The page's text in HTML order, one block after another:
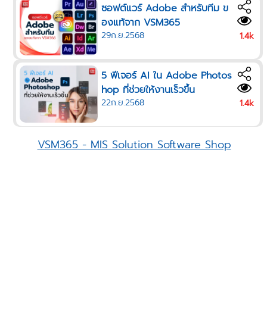
ซอฟต์แวร์ Adobe สำหรับทีม ข
องแท้จาก VSM365
29ก.ย.2568 1.4k
5 ฟีเจอร์ AI ใน Adobe Photos
hop ที่ช่วยให้งานเร็วขึ้น
22ก.ย.2568 1.4k
VSM365 - MIS Solution Software Shop